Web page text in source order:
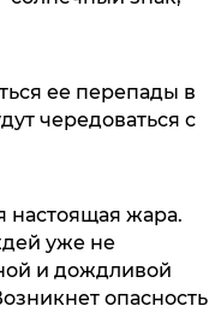
ее перепады в
чередоваться с
настоящая жара.
уже не
и дождливой
опасность